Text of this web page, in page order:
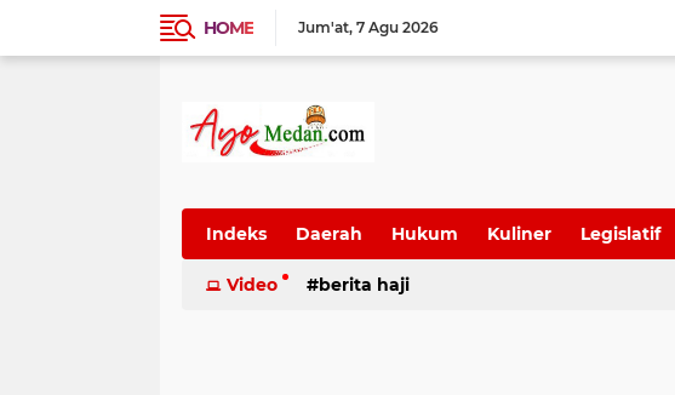
HOME Jum'at 7 Agu 2026
Indeks Daerah Hukum Kuliner Legislatif
SUmatera Utara Wisata
Video berita haji